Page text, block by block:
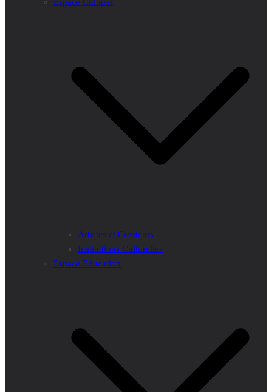
Artistes et Créateurs
Institutions Culturelles
Espace Education